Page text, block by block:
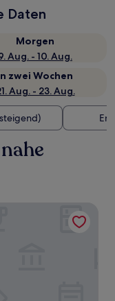
Daten
Morgen
Aug. - 10. Aug.
zwei Wochen
Aug. - 23. Aug.